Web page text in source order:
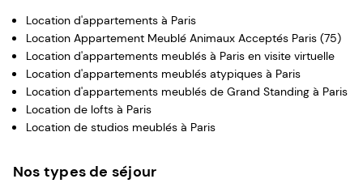
appartement de 17m² conviendra parfaitement !
N’attendez plus pour réserver votre cocon parisien.
Location d’un studio de 17m² à Paris : Vivez
le rêve parisien
À part le côté accueillant de la capitale française,
chaque studio que propose Paris Attitude vous garantit
vous permet de vivre dans un espace douillet, convivial
Location d'appartements à Paris
Location Appartement Meublé Animaux Acceptés Paris (75)
Location d'appartements meublés à Paris en visite virtuelle
Location d'appartements meublés atypiques à Paris
Location d'appartements meublés de Grand Standing à Paris
Location de lofts à Paris
Location de studios meublés à Paris
Nos types de séjour